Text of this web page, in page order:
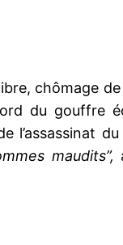
chômage
du gouffre
maudits”,